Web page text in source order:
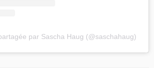
par Sascha Haug (@saschahaug)